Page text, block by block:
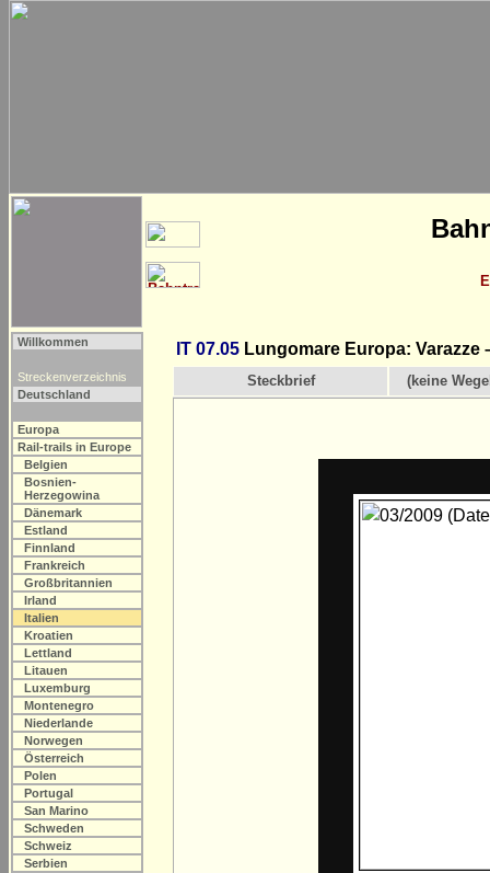
Willkommen
Streckenverzeichnis
Deutschland
Europa
Rail-trails in Europe
Belgien
Bosnien-
Herzegowina
Dänemark
Estland
Finnland
Frankreich
Großbritannien
Irland
Italien
Kroatien
Lettland
Litauen
Luxemburg
Montenegro
Niederlande
Norwegen
Österreich
Polen
Portugal
San Marino
Schweden
Schweiz
Serbien
IT 07.05 Lungomare Europa: Varazze
Steckbrief (keine